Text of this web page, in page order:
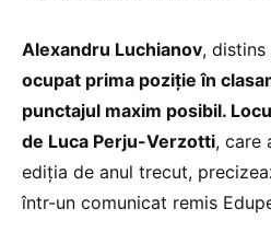
Alexandru Luchianov, distins
ocupat prima poziție în
punctajul maxim posibil.
de Luca Perju-Verzotti, care
ediția de anul trecut,
într-un comunicat remis